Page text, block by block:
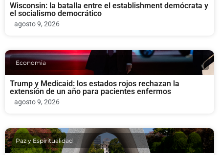
Wisconsin: la batalla entre el establishment demócrata y
el socialismo democrático
agosto 9, 2026
Economia
Trump y Medicaid: los estados rojos rechazan la
extensión de un año para pacientes enfermos
agosto 9, 2026
Paz y Espiritualidad